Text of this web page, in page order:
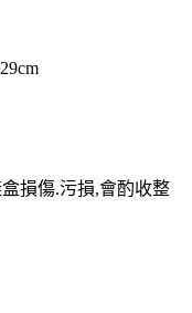
損傷.污損,會酌收整